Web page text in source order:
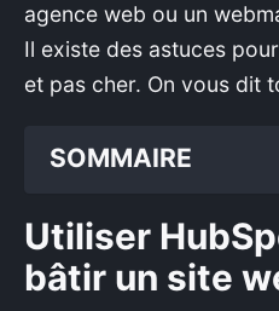
agence web ou un
Il existe des astuces
et pas cher. On vous dit
SOMMAIRE
Utiliser
bâtir un site